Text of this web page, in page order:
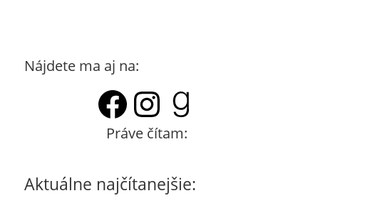
Nájdete ma aj na:
Facebook
Instagram
Goodreads
Práve čítam:
Aktuálne najčítanejšie: